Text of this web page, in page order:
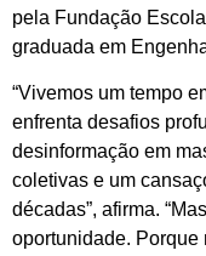
pela Fundação
graduada em
“Vivemos um tempo
enfrenta desafios
desinformação em
coletivas e um
décadas”, afirma.
oportunidade.